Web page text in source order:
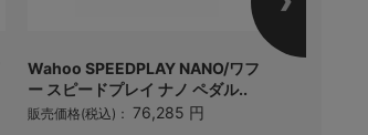
Wahoo SPEEDPLAY NANO/ワフ
ー スピードプレイ ナノ ペダル..
販売価格(税込)： 76,285 円